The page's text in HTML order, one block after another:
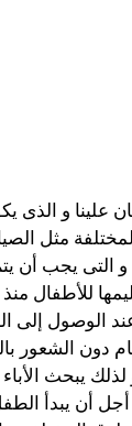
علينا و الذى
مثل
و التى يجب أن
للأطفال
الوصول إلى
دون الشعور
يبحث
أن يبدأ